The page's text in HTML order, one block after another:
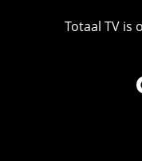
Totaal TV is